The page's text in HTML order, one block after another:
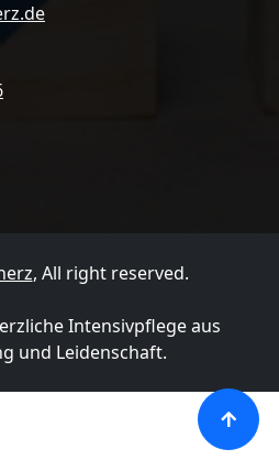
, All right reserved.
Intensivpflege aus
und Leidenschaft.